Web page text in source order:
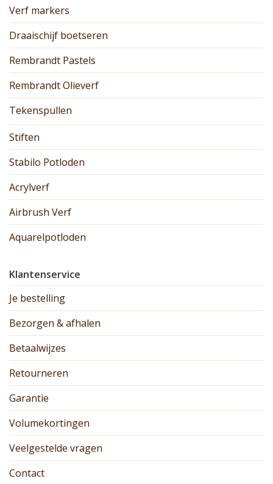
Verf markers
Draaischijf boetseren
Rembrandt Pastels
Rembrandt Olieverf
Tekenspullen
Stiften
Stabilo Potloden
Acrylverf
Airbrush Verf
Aquarelpotloden
Klantenservice
Je bestelling
Bezorgen & afhalen
Betaalwijzes
Retourneren
Garantie
Volumekortingen
Veelgestelde vragen
Contact